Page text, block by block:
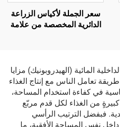
سعر الجملة لأكياس الزراعة
الدائرية المخصصة من علامة
للاستخدام الخارجي
المائية (الهيدروبونيك) مزايا
تعامل الناس مع إنتاج الغذاء
في كفاءة استخدام المساحة،
كبيرةٍ من الغذاء لكل قدم مربّع
فبفضل الترتيب الرأسي
داخل نفس المساحة الأفقية، ما